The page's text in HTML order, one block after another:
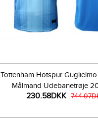
Tottenham Hotspur
Målmand Udebanetrøje
Kortærmet
230.58DKK